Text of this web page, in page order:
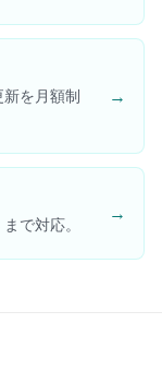
を月額制
→
で対応。
→